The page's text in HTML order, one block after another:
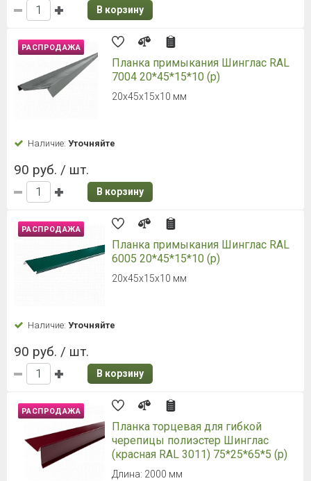
В корзину
РАСПРОДАЖА
Планка примыкания Шинглас RAL
7004 20*45*15*10 (р)
20х45х15х10 мм
Наличие: Уточняйте
90 руб. / шт.
В корзину
РАСПРОДАЖА
Планка примыкания Шинглас RAL
6005 20*45*15*10 (р)
20х45х15х10 мм
Наличие: Уточняйте
90 руб. / шт.
В корзину
РАСПРОДАЖА
Планка торцевая для гибкой
черепицы полиэстер Шинглас
(красная RAL 3011) 75*25*65*5 (р)
Длина: 2000 мм